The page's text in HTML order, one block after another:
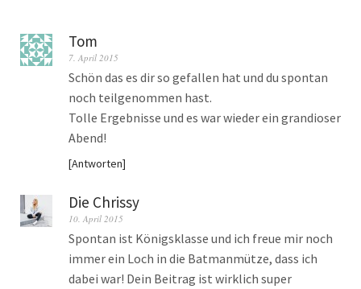
Tom
7. April 2015
Schön das es dir so gefallen hat und du spontan
noch teilgenommen hast.
Tolle Ergebnisse und es war wieder ein grandioser
Abend!
Antworten
Die Chrissy
10. April 2015
Spontan ist Königsklasse und ich freue mir noch
immer ein Loch in die Batmanmütze, dass ich
dabei war! Dein Beitrag ist wirklich super